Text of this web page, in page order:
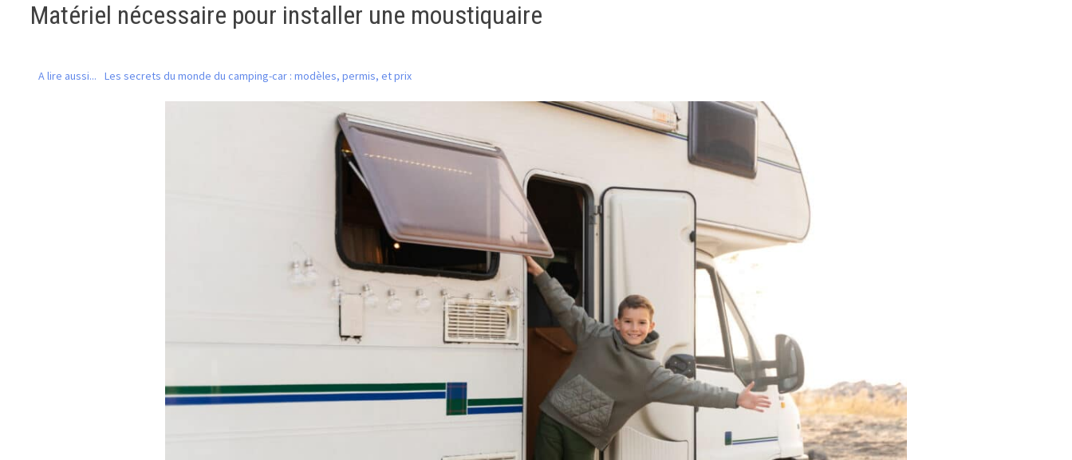
Matériel nécessaire pour installer une moustiquaire
A lire aussi... Les secrets du monde du camping-car : modèles, permis, et prix